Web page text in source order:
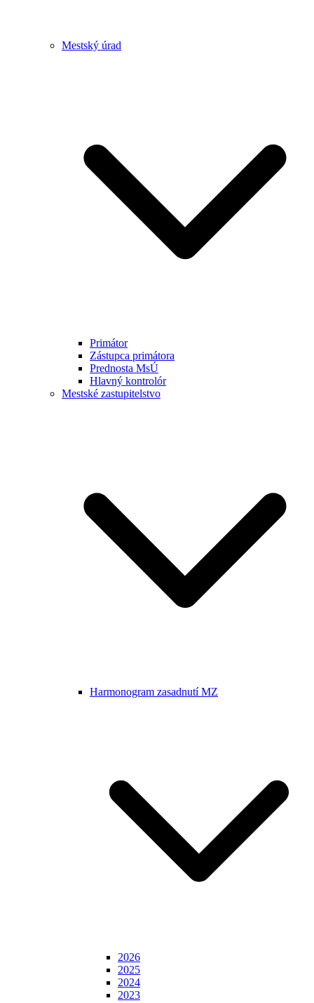
Mestský úrad
Primátor
Zástupca primátora
Prednosta MsÚ
Hlavný kontrolór
Mestské zastupitelstvo
Harmonogram zasadnutí MZ
2026
2025
2024
2023